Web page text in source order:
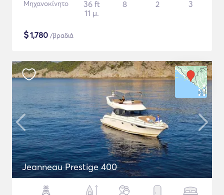
Μηχανοκίνητο
36 ft
11 μ.
8 2 3
$1,780 /βραδιά
Jeanneau Prestige 400